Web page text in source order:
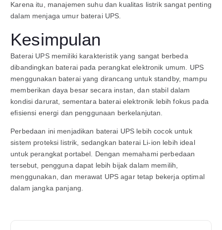
Karena itu, manajemen suhu dan kualitas listrik sangat penting
dalam menjaga umur baterai UPS.
Kesimpulan
Baterai UPS memiliki karakteristik yang sangat berbeda
dibandingkan baterai pada perangkat elektronik umum. UPS
menggunakan baterai yang dirancang untuk standby, mampu
memberikan daya besar secara instan, dan stabil dalam
kondisi darurat, sementara baterai elektronik lebih fokus pada
efisiensi energi dan penggunaan berkelanjutan.
Perbedaan ini menjadikan baterai UPS lebih cocok untuk
sistem proteksi listrik, sedangkan baterai Li-ion lebih ideal
untuk perangkat portabel. Dengan memahami perbedaan
tersebut, pengguna dapat lebih bijak dalam memilih,
menggunakan, dan merawat UPS agar tetap bekerja optimal
dalam jangka panjang.